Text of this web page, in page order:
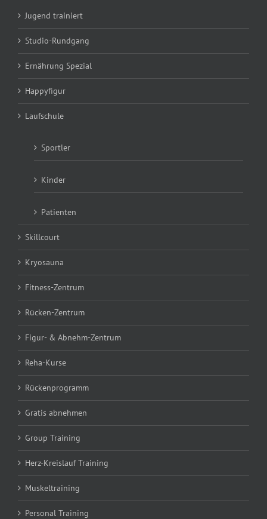
Jugend trainiert
Studio-Rundgang
Ernährung Spezial
Happyfigur
Laufschule
Sportler
Kinder
Patienten
Skillcourt
Kryosauna
Fitness-Zentrum
Rücken-Zentrum
Figur- & Abnehm-Zentrum
Reha-Kurse
Rückenprogramm
Gratis abnehmen
Group Training
Herz-Kreislauf Training
Muskeltraining
Personal Training